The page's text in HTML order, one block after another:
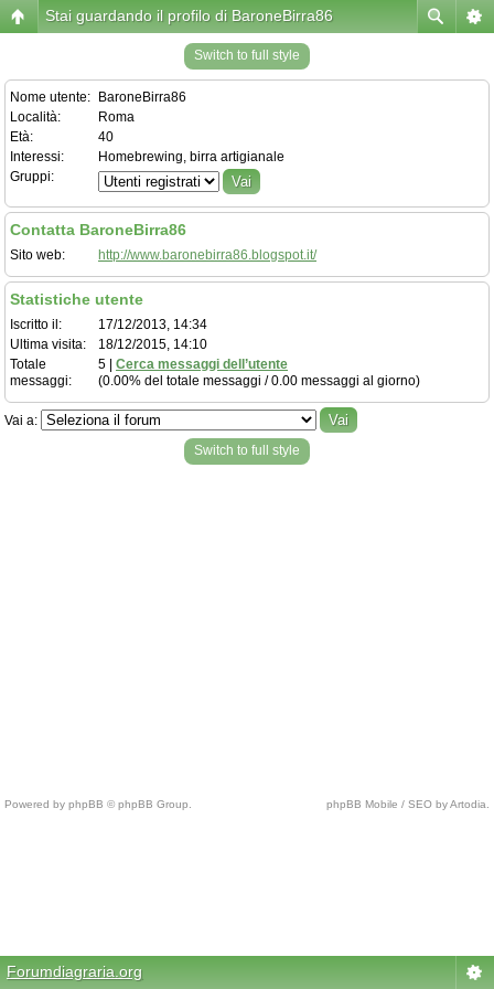
Stai guardando il profilo di BaroneBirra86
Switch to full style
Nome utente:
BaroneBirra86
Località:
Roma
Età:
40
Interessi:
Homebrewing, birra artigianale
Gruppi:
Contatta BaroneBirra86
Sito web: http://www.baronebirra86.blogspot.it/
Statistiche utente
Iscritto il:
17/12/2013, 14:34
Ultima visita:
18/12/2015, 14:10
Totale
messaggi:
5 | Cerca messaggi dell’utente
(0.00% del totale messaggi / 0.00 messaggi al giorno)
Vai a:
Switch to full style
Powered by phpBB © phpBB Group. phpBB Mobile / SEO by Artodia.
n
f
Forumdiagraria.org